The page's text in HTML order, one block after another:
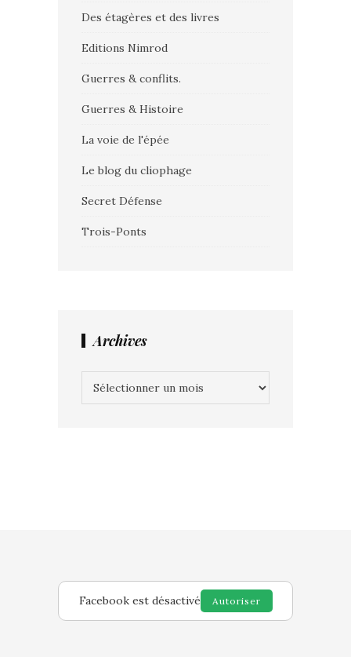
Des étagères et des livres
Editions Nimrod
Guerres & conflits.
Guerres & Histoire
La voie de l'épée
Le blog du cliophage
Secret Défense
Trois-Ponts
Archives
Facebook est désactivé Autoriser